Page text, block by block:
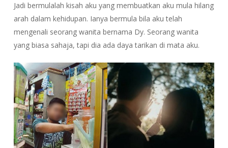
Jadi bermulalah kisah aku yang membuatkan aku mula hilang
arah dalam kehidupan. Ianya bermula bila aku telah
mengenali seorang wanita bernama Dy. Seorang wanita
yang biasa sahaja, tapi dia ada daya tarikan di mata aku.